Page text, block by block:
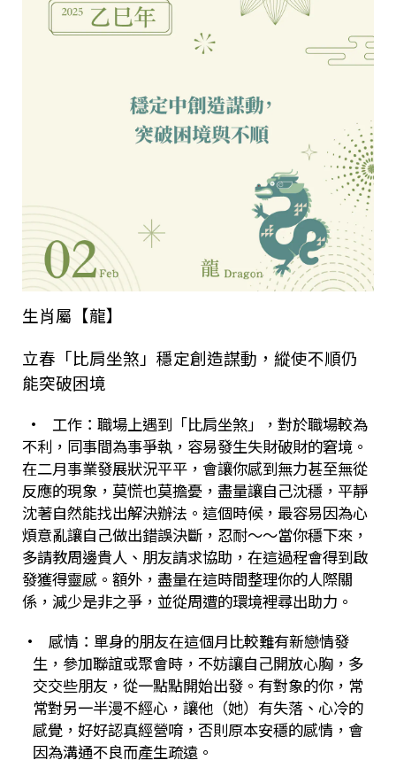
生肖屬【龍】
立春「比肩坐煞」穩定創造謀動，縱使不順仍
能突破困境
• 工作：職場上遇到「比肩坐煞」，對於職場較為
不利，同事間為事爭執，容易發生失財破財的窘境。
在二月事業發展狀況平平，會讓你感到無力甚至無從
反應的現象，莫慌也莫擔憂，盡量讓自己沈穩，平靜
沈著自然能找出解決辦法。這個時候，最容易因為心
煩意亂讓自己做出錯誤決斷，忍耐～～當你穩下來，
多請教周邊貴人、朋友請求協助，在這過程會得到啟
發獲得靈感。額外，盡量在這時間整理你的人際關
係，減少是非之爭，並從周遭的環境裡尋出助力。
• 感情：單身的朋友在這個月比較難有新戀情發
生，參加聯誼或聚會時，不妨讓自己開放心胸，多
交交些朋友，從一點點開始出發。有對象的你，常
常對另一半漫不經心，讓他（她）有失落、心冷的
感覺，好好認真經營唷，否則原本安穩的感情，會
因為溝通不良而產生疏遠。